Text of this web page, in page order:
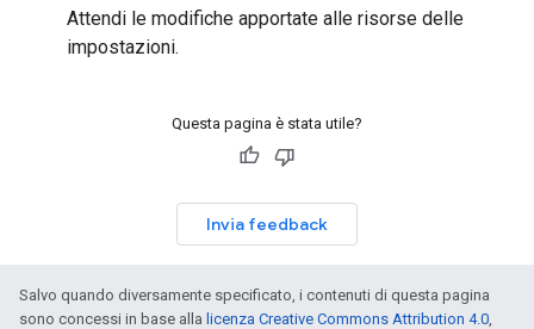
Attendi le modifiche apportate alle risorse delle
impostazioni.
Questa pagina è stata utile?
Invia feedback
Salvo quando diversamente specificato, i contenuti di questa pagina
sono concessi in base alla licenza Creative Commons Attribution 4.0,